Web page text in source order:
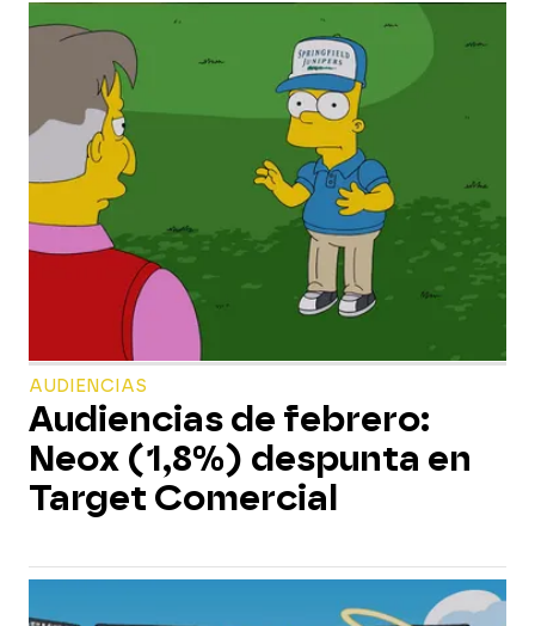
AUDIENCIAS
Audiencias de febrero:
Neox (1,8%) despunta en
Target Comercial